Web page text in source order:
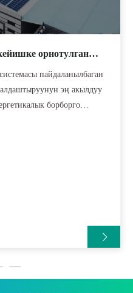
орнотулган
пайдаланылбаган
эң акылдуу
борборго
кетсек, күчөтүлгөн күн